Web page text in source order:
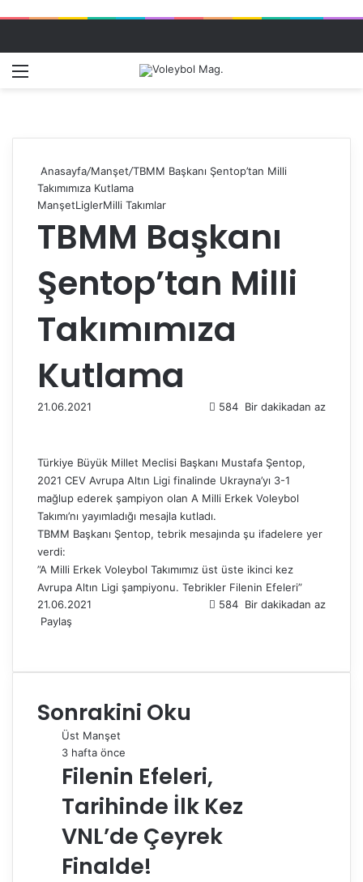
Anasayfa/Manşet/TBMM Başkanı Şentop’tan Milli
Takımımıza Kutlama
ManşetLiglerMilli Takımlar
TBMM Başkanı
Şentop’tan Milli
Takımımıza
Kutlama
21.06.2021 584 Bir dakikadan az
Türkiye Büyük Millet Meclisi Başkanı Mustafa Şentop,
2021 CEV Avrupa Altın Ligi finalinde Ukrayna’yı 3-1
mağlup ederek şampiyon olan A Milli Erkek Voleybol
Takımı’nı yayımladığı mesajla kutladı.
TBMM Başkanı Şentop, tebrik mesajında şu ifadelere yer
verdi:
”A Milli Erkek Voleybol Takımımız üst üste ikinci kez
Avrupa Altın Ligi şampiyonu. Tebrikler Filenin Efeleri”
21.06.2021
584 Bir dakikadan az
Paylaş
c
b
o
n
e
d
m
r
n
e
r
d
i
t
a
s
A
p
p
l
g
r
a
m
P
s
t
a
i
l
y
l
z
ı
r
Sonrakini Oku
Üst Manşet
3 hafta önce
Filenin Efeleri,
Tarihinde İlk Kez
VNL’de Çeyrek
Finalde!